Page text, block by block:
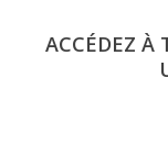
ACCÉDEZ À